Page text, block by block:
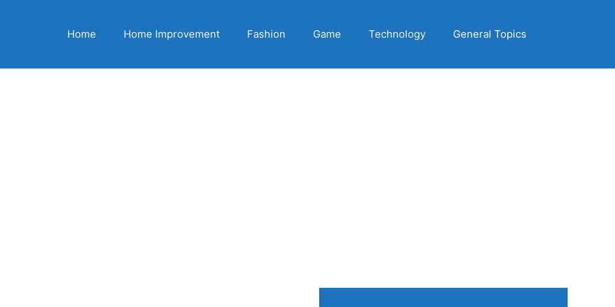
Home Home Improvement Fashion Game Technology General Topics